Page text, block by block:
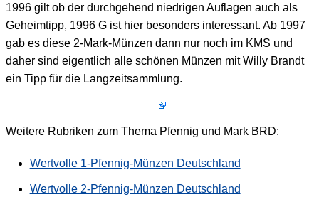
1996 gilt ob der durchgehend niedrigen Auflagen auch als
Geheimtipp, 1996 G ist hier besonders interessant. Ab 1997
gab es diese 2-Mark-Münzen dann nur noch im KMS und
daher sind eigentlich alle schönen Münzen mit Willy Brandt
ein Tipp für die Langzeitsammlung.
Weitere Rubriken zum Thema Pfennig und Mark BRD:
Wertvolle 1-Pfennig-Münzen Deutschland
Wertvolle 2-Pfennig-Münzen Deutschland